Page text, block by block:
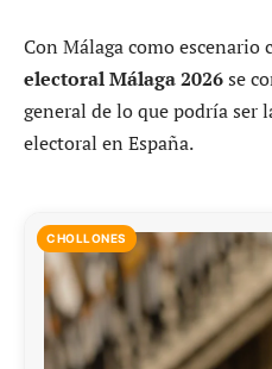
Con Málaga como escenario
electoral Málaga 2026se
general de lo que podría ser
electoral en España.
CHOLLONES